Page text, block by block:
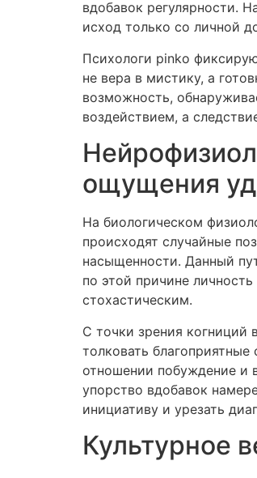
вдобавок регулярности.
исход только со личной
Психологи pinko
не вера в мистику, а
возможность,
воздействием, а
ощущения
На биологическом
происходят случайные
насыщенности. Данный
по этой причине
стохастическим.
С точки зрения когниций
толковать
отношении побуждение и
упорство вдобавок
инициативу и урезать
Культурное